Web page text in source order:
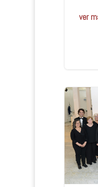
ver